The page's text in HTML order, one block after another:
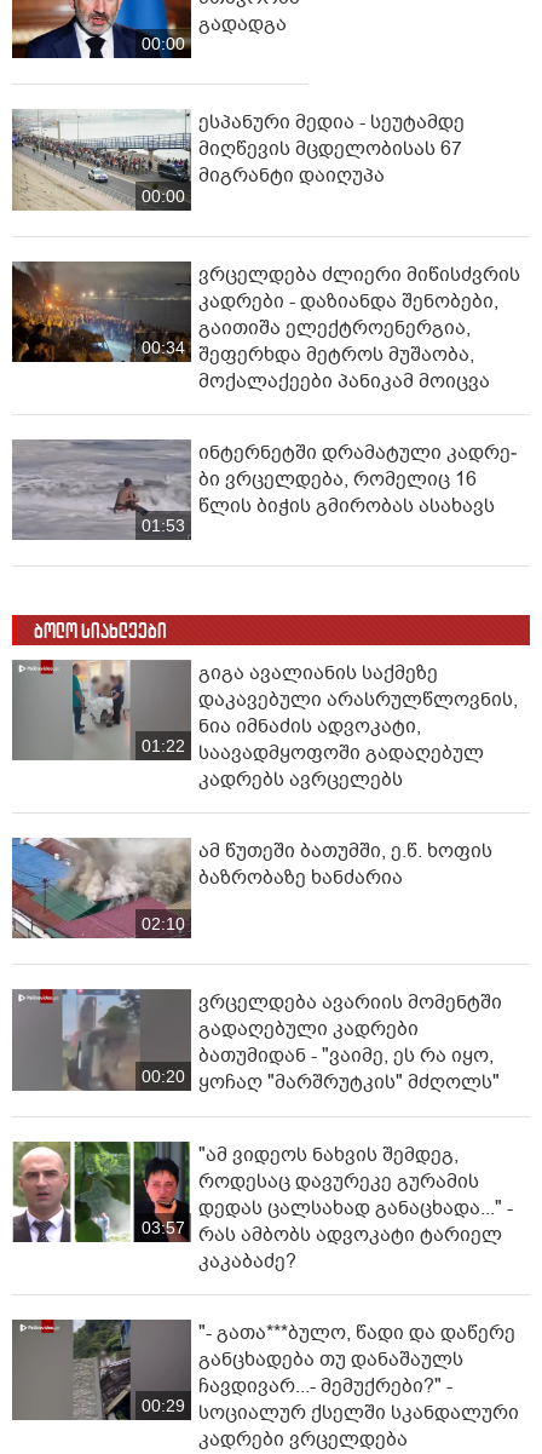
00:00
გადადგა
00:00
ესპანური მედია - სეუტამდე
მიღწევის მცდელობისას 67
მიგრანტი დაიღუპა
00:34
ვრცელდება ძლიერი მიწისძვრის
კადრები - დაზიანდა შენობები,
გაითიშა ელექტროენერგია,
შეფერხდა მეტროს მუშაობა,
მოქალაქეები პანიკამ მოიცვა
01:53
ინ­ტერ­ნეტ­ში დრა­მა­ტუ­ლი კად­რე­
ბი ვრცელდება, რომელიც 16
წლის ბიჭის გმირობას ასახავს
ბოლო სიახლეები
01:22
გიგა ავალიანის საქმეზე
დაკავებული არასრულწლოვნის,
ნია იმნაძის ადვოკატი,
საავადმყოფოში გადაღებულ
კადრებს ავრცელებს
02:10
ამ წუთეში ბათუმში, ე.წ. ხოფის
ბაზრობაზე ხანძარია
00:20
ვრცელდება ავარიის მომენტში
გადაღებული კადრები
ბათუმიდან - "ვაიმე, ეს რა იყო,
ყოჩაღ "მარშრუტკის" მძღოლს"
03:57
"ამ ვიდეოს ნახვის შემდეგ,
როდესაც დავურეკე გურამის
დედას ცალსახად განაცხადა..." -
რას ამბობს ადვოკატი ტარიელ
კაკაბაძე?
00:29
"- გათა***ბულო, წადი და დაწერე
განცხადება თუ დანაშაულს
ჩავდივარ...- მემუქრები?" -
სოციალურ ქსელში სკანდალური
კადრები ვრცელდება